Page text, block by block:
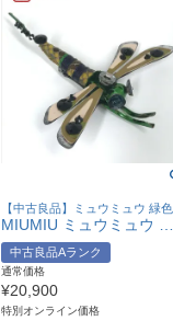
【中古良品】ミュウミュウ 緑色
中古良品Aランク
通常価格
¥20,900
特別オンライン価格